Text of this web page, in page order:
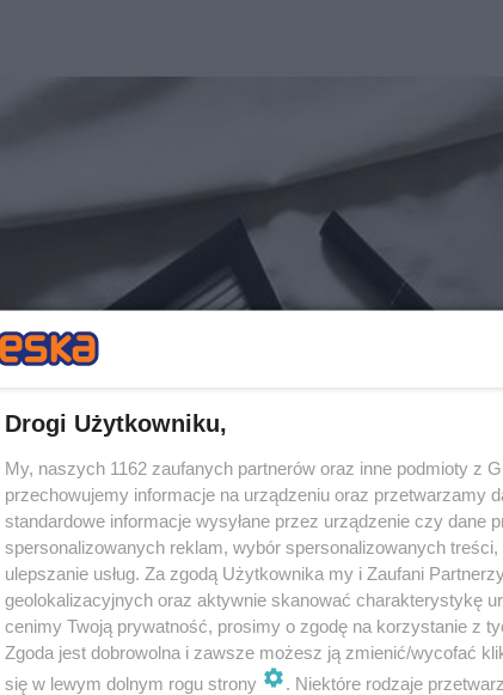
Drogi Użytkowniku,
My, naszych 1162 zaufanych partnerów oraz inne podmioty z
przechowujemy informacje na urządzeniu oraz przetwarzamy
standardowe informacje wysyłane przez urządzenie czy dane
spersonalizowanych reklam, wybór spersonalizowanych
ulepszanie usług. Za zgodą Użytkownika my i Zaufani
geolokalizacyjnych oraz aktywnie skanować charakterystykę
cenimy Twoją prywatność, prosimy o zgodę na korzystanie z
Zgoda jest dobrowolna i zawsze możesz ją zmienić/wycofać
się w lewym dolnym rogu strony
. Niektóre rodzaje